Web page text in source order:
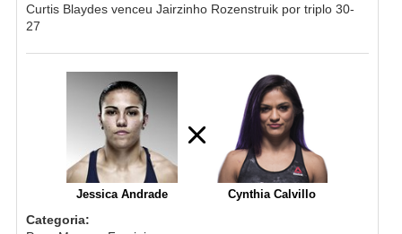
Curtis Blaydes venceu Jairzinho Rozenstruik por triplo 30-
27
Jessica Andrade Cynthia Calvillo
Categoria: